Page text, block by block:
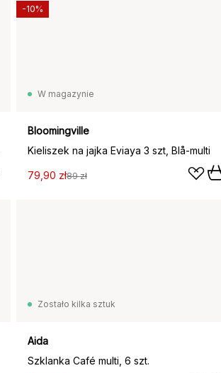
W magazynie
Bloomingville
Kieliszek na jajka Eviaya 3 szt, Blå-multi
79,90 zł89 zł
-10%
Zostało kilka sztuk
Aida
Szklanka Café multi, 6 szt.